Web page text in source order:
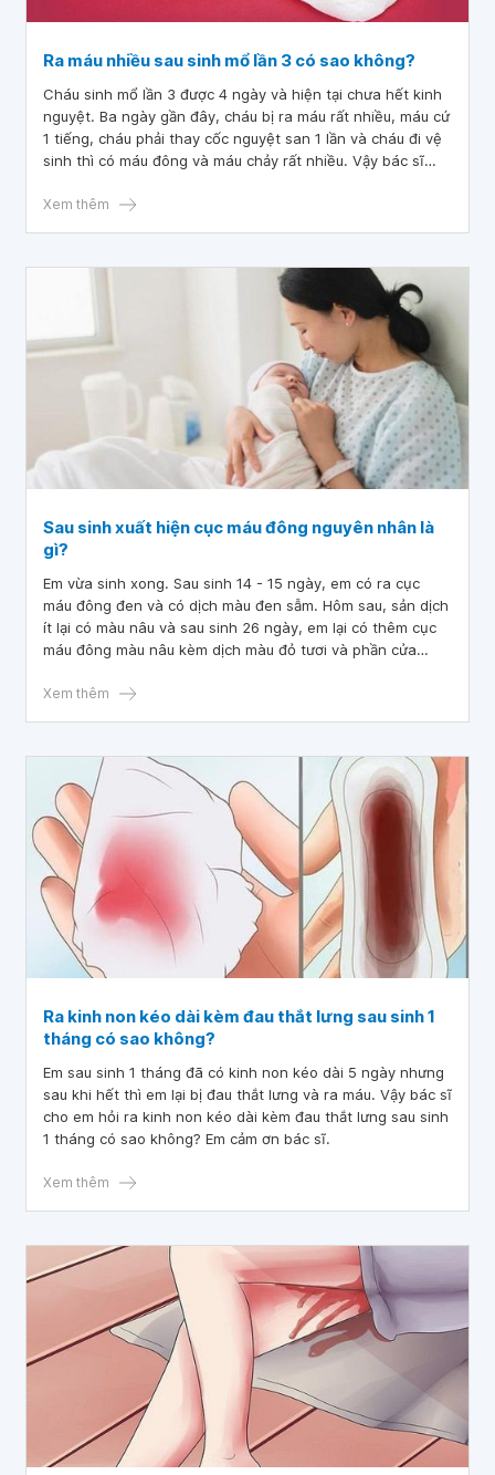
Ra máu nhiều sau sinh mổ lần 3 có sao không?
Cháu sinh mổ lần 3 được 4 ngày và hiện tại chưa hết kinh
nguyệt. Ba ngày gần đây, cháu bị ra máu rất nhiều, máu cứ
1 tiếng, cháu phải thay cốc nguyệt san 1 lần và cháu đi vệ
sinh thì có máu đông và máu chảy rất nhiều. Vậy bác sĩ
Xem thêm
Sau sinh xuất hiện cục máu đông nguyên nhân là
gì?
Em vừa sinh xong. Sau sinh 14 - 15 ngày, em có ra cục
máu đông đen và có dịch màu đen sẫm. Hôm sau, sản dịch
ít lại có màu nâu và sau sinh 26 ngày, em lại có thêm cục
máu đông màu nâu kèm dịch màu đỏ tươi và phần cửa
sinh xuất hiện cục máu đông nguyên nhân là gì? Em cảm
Xem thêm
Ra kinh non kéo dài kèm đau thắt lưng sau sinh 1
tháng có sao không?
Em sau sinh 1 tháng đã có kinh non kéo dài 5 ngày nhưng
sau khi hết thì em lại bị đau thắt lưng và ra máu. Vậy bác sĩ
cho em hỏi ra kinh non kéo dài kèm đau thắt lưng sau sinh
1 tháng có sao không? Em cảm ơn bác sĩ.
Xem thêm